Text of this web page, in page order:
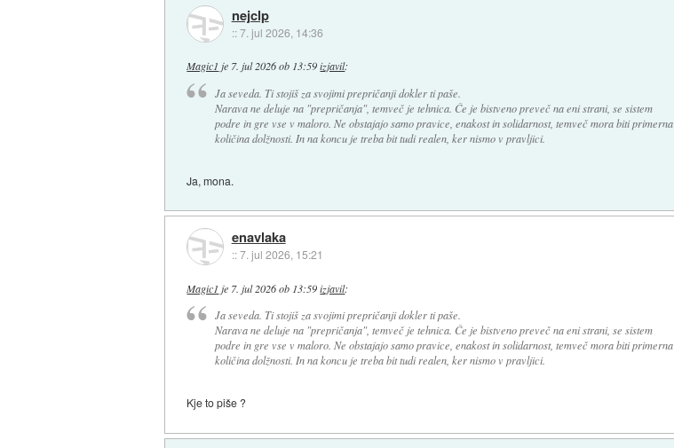
nejclp
::7. jul 2026, 14:36
Magic1 je 7. jul 2026 ob 13:59 izjavil:
Ja seveda. Ti stojiš za svojimi prepričanji dokler ti paše.
Narava ne deluje na "prepričanja", temveč je tehnica. Če je bistveno preveč na eni strani, se sistem
podre in gre vse v maloro. Ne obstajajo samo pravice, enakost in solidarnost, temveč mora biti primerna
količina dolžnosti. In na koncu je treba bit tudi realen, ker nismo v pravljici.
Ja, mona.
enavlaka
::7. jul 2026, 15:21
Magic1 je 7. jul 2026 ob 13:59 izjavil:
Ja seveda. Ti stojiš za svojimi prepričanji dokler ti paše.
Narava ne deluje na "prepričanja", temveč je tehnica. Če je bistveno preveč na eni strani, se sistem
podre in gre vse v maloro. Ne obstajajo samo pravice, enakost in solidarnost, temveč mora biti primerna
količina dolžnosti. In na koncu je treba bit tudi realen, ker nismo v pravljici.
Kje to piše ?